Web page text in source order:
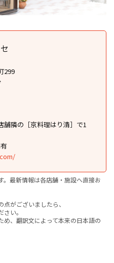
299
隣の［京料理はり清］で1
最新情報は各店舗・施設へ直接お
がございましたら、
い。
、翻訳文によって本来の日本語の